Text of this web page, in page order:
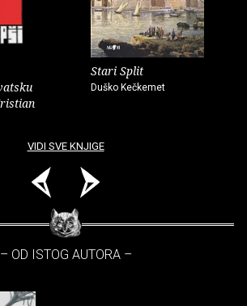
Stari Split
Duško Kečkemet
VIDI SVE KNJIGE
– OD ISTOG AUTORA –